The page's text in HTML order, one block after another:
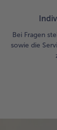
Bei Fragen
sowie die